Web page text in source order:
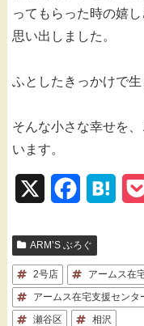
ってもらった時の嬉し
思い出しました。
ふとしたきっかけで生
そんな小さな幸せを
います。
c
e
b
e
n
ARM’S ぶろぐ
2号店
アームス在
アームス在宅支援センタ
瀬谷区
相沢